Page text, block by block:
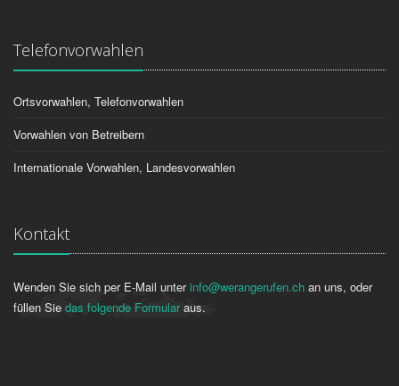
Telefonvorwahlen
Ortsvorwahlen, Telefonvorwahlen
Vorwahlen von Betreibern
Internationale Vorwahlen, Landesvorwahlen
Kontakt
Wenden Sie sich per E-Mail unterinfo@werangerufen.ch an uns, oder
füllen Sie das folgende Formularaus.